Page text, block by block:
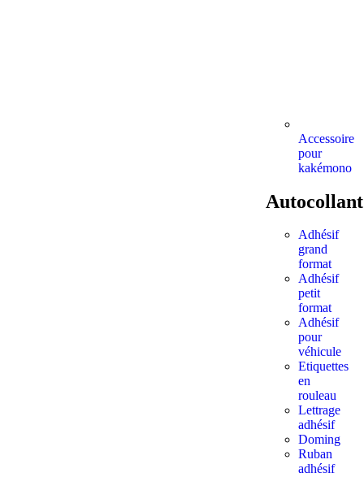
Accessoire
pour
kakémono
Autocollant
Adhésif
grand
format
Adhésif
petit
format
Adhésif
pour
véhicule
Etiquettes
en
rouleau
Lettrage
adhésif
Doming
Ruban
adhésif